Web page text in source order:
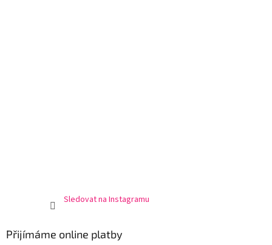
Sledovat na Instagramu
Přijímáme online platby